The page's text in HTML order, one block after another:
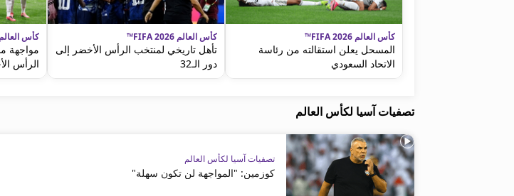
كأس العالم FIFA 2026™
المسحل يعلن استقالته من رئاسة
الاتحاد السعودي
كأس العالم FIFA 2026™
تأهل تاريخي لمنتخب الرأس الأخضر إلى
دور الـ32
كأس العالم FIFA 2026™
مواجهة
الرأس
تصفيات آسيا لكأس العالم
تصفيات آسيا لكأس العالم
كوزمين: "المواجهة لن تكون سهلة"